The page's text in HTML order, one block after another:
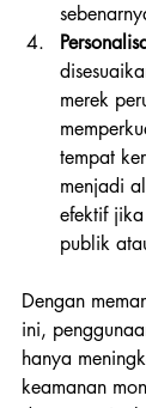
merek
tempat
menjadi
efektif
publik
Dengan
ini,
hanya
keamanan